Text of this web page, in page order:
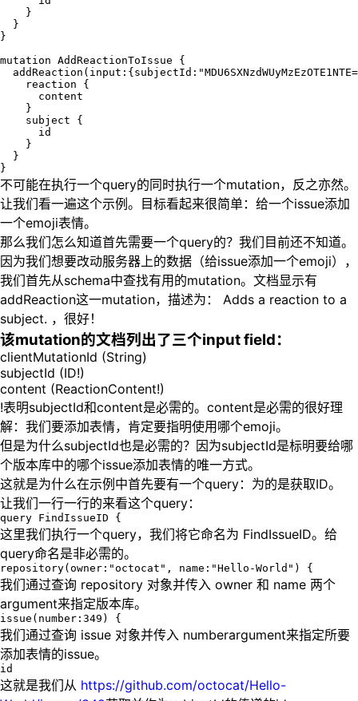
    }
  }
}
mutation AddReactionToIssue {
    reaction {
      content
    }
    subject {
      id
    }
  }
不可能在执行一个query的同时执行一个mutation，反之亦然。
让我们看一遍这个示例。目标看起来很简单：给一个issue添加
一个emoji表情。
那么我们怎么知道首先需要一个query的？我们目前还不知道。
因为我们想要改动服务器上的数据（给issue添加一个emoji），
我们首先从schema中查找有用的mutation。文档显示有
addReaction这一mutation，描述为： Adds a reaction to a
subject. ，很好！
该mutation的文档列出了三个input field：
clientMutationId (String)
subjectId (ID!)
content (ReactionContent!)
!表明subjectId和content是必需的。content是必需的很好理
解：我们要添加表情，肯定要指明使用哪个emoji。
但是为什么subjectId也是必需的？因为subjectId是标明要给哪
个版本库中的哪个issue添加表情的唯一方式。
这就是为什么在示例中首先要有一个query：为的是获取ID。
让我们一行一行的来看这个query：
这里我们执行一个query，我们将它命名为 FindIssueID。给
query命名是非必需的。
我们通过查询 repository 对象并传入 owner 和 name 两个
argument来指定版本库。
我们通过查询 issue 对象并传入 numberargument来指定所要
添加表情的issue。
这就是我们从 https://github.com/octocat/Hello-